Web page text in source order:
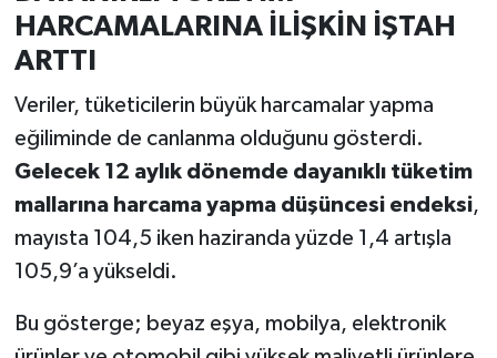
HARCAMALARINA İLİŞKİN İŞTAH
ARTTI
Veriler, tüketicilerin büyük harcamalar yapma
eğiliminde de canlanma olduğunu gösterdi.
Gelecek 12 aylık dönemde dayanıklı tüketim
mallarına harcama yapma düşüncesi endeksi,
mayısta 104,5 iken haziranda yüzde 1,4 artışla
105,9’a yükseldi.
Bu gösterge; beyaz eşya, mobilya, elektronik